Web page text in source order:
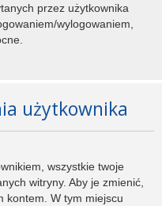
przez użytkownika
wylogowaniem,
użytkownika
wszystkie twoje
witryny. Aby je zmienić,
kontem. W tym miejscu